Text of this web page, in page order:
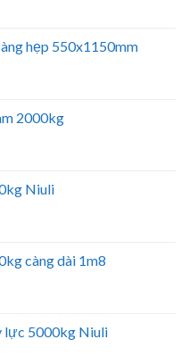
hẹp 550x1150mm
2000kg
Niuli
càng dài 1m8
lực 5000kg Niuli